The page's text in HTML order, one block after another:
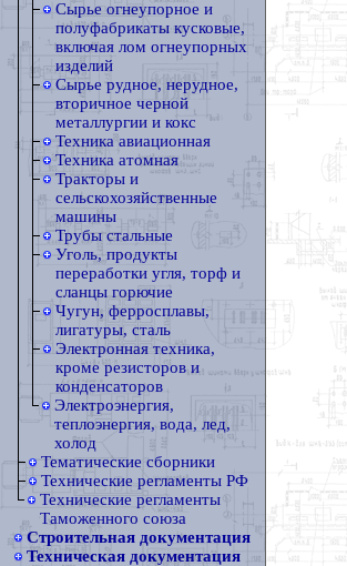
Сырье огнеупорное и
полуфабрикаты кусковые,
включая лом огнеупорных
изделий
Сырье рудное, нерудное,
вторичное черной
металлургии и кокс
Техника авиационная
Техника атомная
Тракторы и
сельскохозяйственные
машины
Трубы стальные
Уголь, продукты
переработки угля, торф и
сланцы горючие
Чугун, ферросплавы,
лигатуры, сталь
Электронная техника,
кроме резисторов и
конденсаторов
Электроэнергия,
теплоэнергия, вода, лед,
холод
Тематические сборники
Технические регламенты РФ
Технические регламенты
Таможенного союза
Строительная документация
Техническая документация